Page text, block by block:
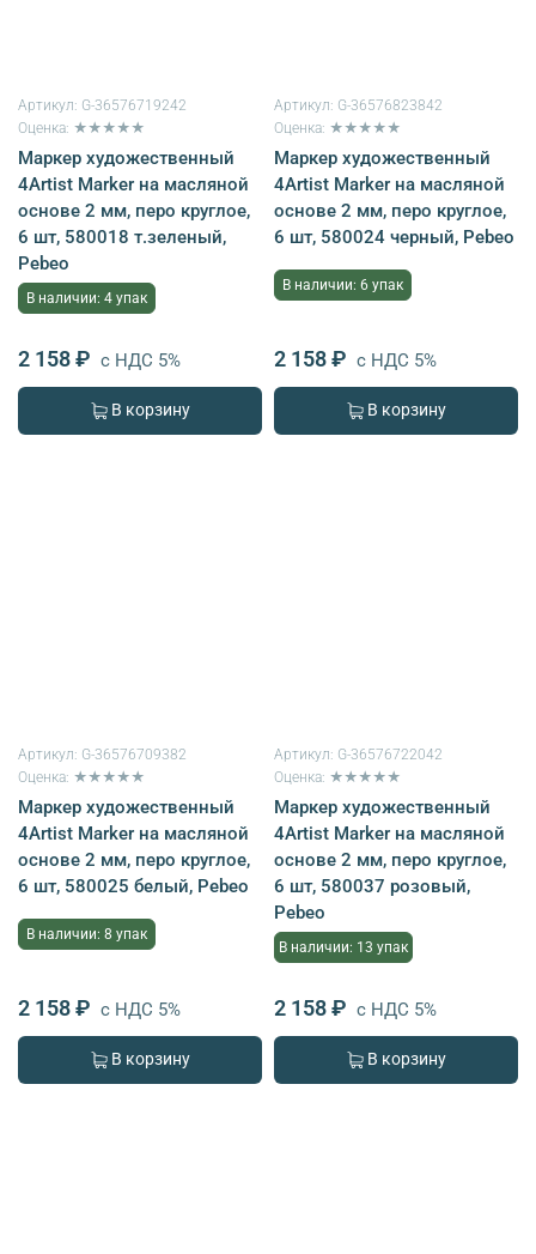
Артикул: G-36576719242
Оценка: ★★★★★
Маркер художественный
4Artist Marker на масляной
основе 2 мм, перо круглое,
6 шт, 580018 т.зеленый,
Pebeo
В наличии: 4 упак
2 158 ₽ с НДС 5%
В корзину
Артикул: G-36576823842
Оценка: ★★★★★
Маркер художественный
4Artist Marker на масляной
основе 2 мм, перо круглое,
6 шт, 580024 черный, Pebeo
В наличии: 6 упак
2 158 ₽ с НДС 5%
В корзину
Артикул: G-36576709382
Оценка: ★★★★★
Маркер художественный
4Artist Marker на масляной
основе 2 мм, перо круглое,
6 шт, 580025 белый, Pebeo
В наличии: 8 упак
2 158 ₽ с НДС 5%
В корзину
Артикул: G-36576722042
Оценка: ★★★★★
Маркер художественный
4Artist Marker на масляной
основе 2 мм, перо круглое,
6 шт, 580037 розовый,
Pebeo
В наличии: 13 упак
2 158 ₽ с НДС 5%
В корзину